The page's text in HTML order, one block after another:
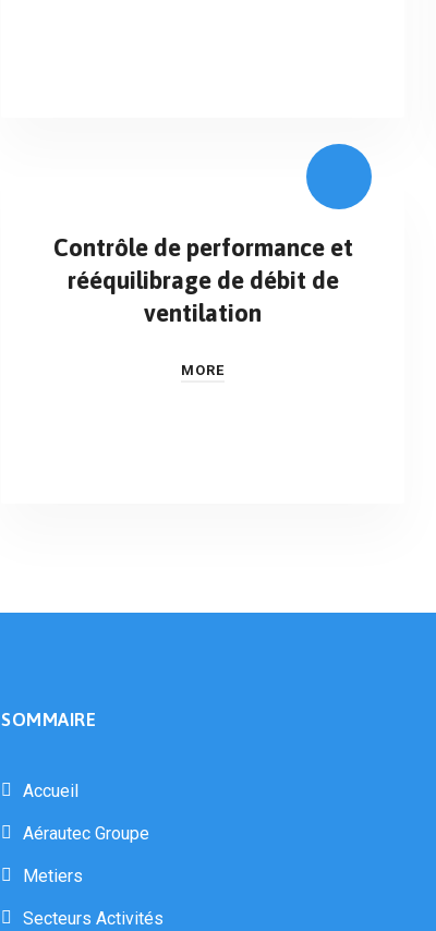
Contrôle de performance et
rééquilibrage de débit de
ventilation
MORE
SOMMAIRE
Accueil
Aérautec Groupe
Metiers
Secteurs Activités